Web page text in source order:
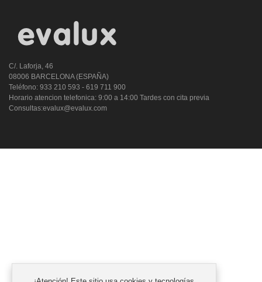
C/. Laforja, 46
08006 BARCELONA (ESPAÑA)
Teléfono: 933 210 593 - 619 711 900
Horario atencion telefonica: 9:00 a 14:00 Tardes con cita previa
Consultas:evalux@evalux.com